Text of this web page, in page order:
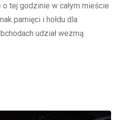
tej godzinie w całym mieście
pamięci i hołdu dla
udział wezmą